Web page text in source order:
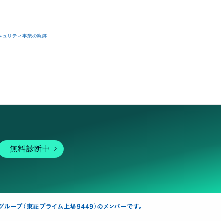
ュリティ事業の軌跡
無料診断中